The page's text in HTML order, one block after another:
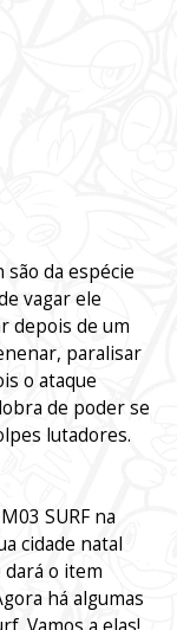
da espécie
vagar ele
depois de um
paralisar
o ataque
de poder se
lutadores.
SURF na
cidade natal
o item
há algumas